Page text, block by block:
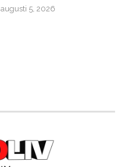
augusti 5, 2026